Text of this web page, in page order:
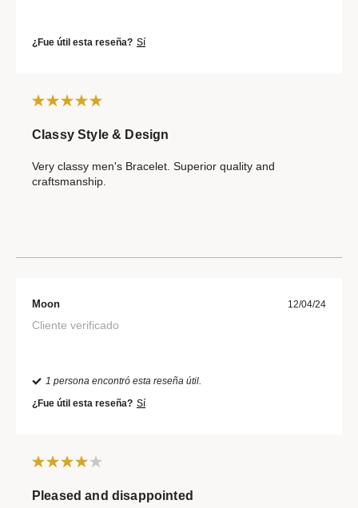
¿Fue útil esta reseña? Sí
Classy Style & Design
Very classy men's Bracelet. Superior quality and
craftsmanship.
Moon 12/04/24
Cliente verificado
1 persona encontró esta reseña útil.
¿Fue útil esta reseña? Sí
Pleased and disappointed